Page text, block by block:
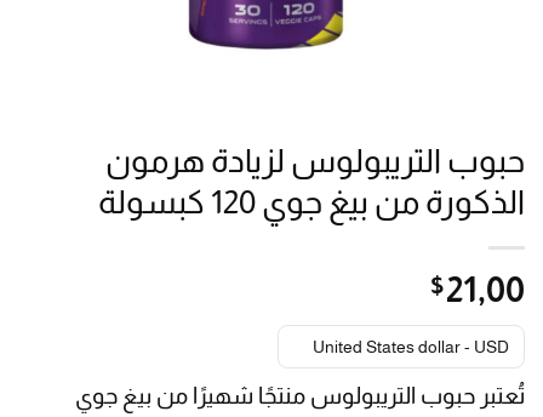
حبوب التريبولوس لزيادة هرمون
الذكورة من بيغ جوي 120 كبسولة
$ 21٫00
United States dollar - USD
تُعتبر حبوب التريبولوس منتجًا شهيرًا من بيغ جوي